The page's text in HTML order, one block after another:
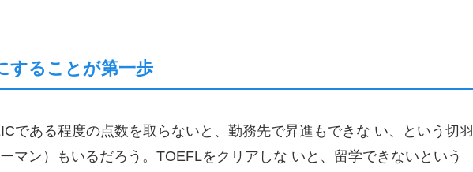
することが第一歩
である程度の点数を取らないと、勤務先で昇進もできな い、という切羽
マン）もいるだろう。TOEFLをクリアしな いと、留学できないという